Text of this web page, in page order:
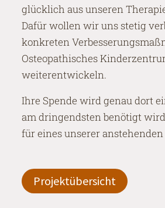
glücklich aus unseren
Dafür wollen wir uns stetig
konkreten
Osteopathisches
weiterentwickeln.
Ihre Spende wird genau dort
am dringendsten benötigt
für eines unserer
Projektübersicht